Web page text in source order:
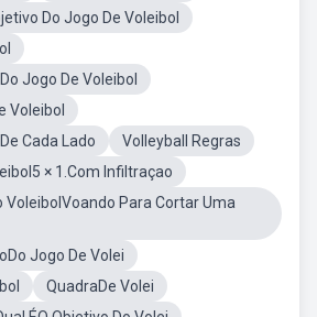
Do Jogo De Voleibol
Jogo De Voleibol
Voleibol
Cada Lado
Volleyball Regras
× 1.Com Infiltraçao
VoleibolVoando Para Cortar Uma
Jogo De Volei
QuadraDe Volei